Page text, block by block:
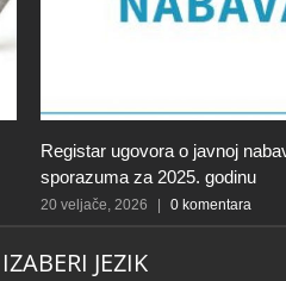
Registar ugovora o javnoj
sporazuma za 2025. godinu
20 veljače, 2026 0 komentara
IZABERI JEZIK